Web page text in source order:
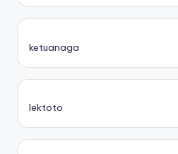
ketuanaga
lektoto